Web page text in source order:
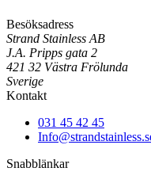
Besöksadress
Strand Stainless AB
J.A. Pripps gata 2
421 32 Västra Frölunda
Sverige
Kontakt
031 45 42 45
Snabblänkar